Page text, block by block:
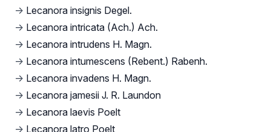
→ Lecanora insignis Degel.
→ Lecanora intricata (Ach.) Ach.
→ Lecanora intrudens H. Magn.
→ Lecanora intumescens (Rebent.) Rabenh.
→ Lecanora invadens H. Magn.
→ Lecanora jamesii J. R. Laundon
→ Lecanora laevis Poelt
→ Lecanora latro Poelt